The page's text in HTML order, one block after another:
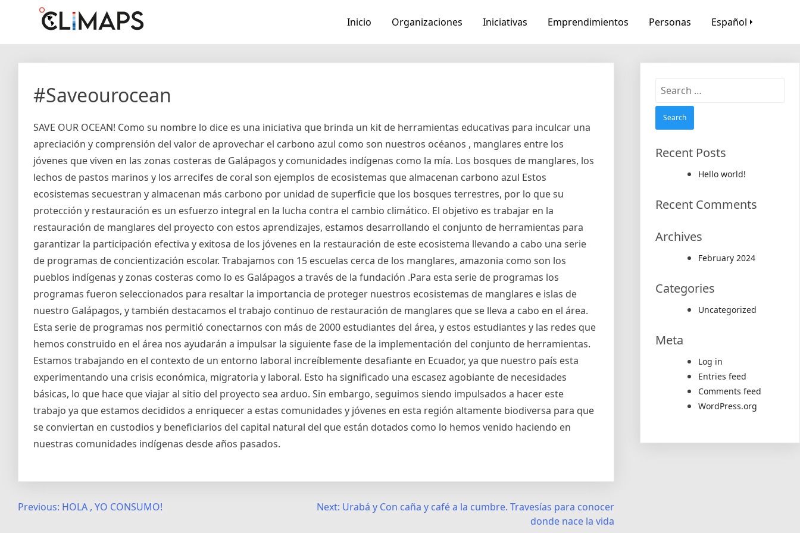
Climaps.org
Mapas de acción climática en Latinoamérica y el caribe
Inicio Organizaciones Iniciativas Emprendimientos Personas Español
#Saveourocean
SAVE OUR OCEAN! Como su nombre lo dice es una iniciativa que brinda un kit de herramientas educativas para inculcar una
apreciación y comprensión del valor de aprovechar el carbono azul como son nuestros océanos , manglares entre los
jóvenes que viven en las zonas costeras de Galápagos y comunidades indígenas como la mía. Los bosques de manglares, los
lechos de pastos marinos y los arrecifes de coral son ejemplos de ecosistemas que almacenan carbono azul Estos
ecosistemas secuestran y almacenan más carbono por unidad de superficie que los bosques terrestres, por lo que su
protección y restauración es un esfuerzo integral en la lucha contra el cambio climático. El objetivo es trabajar en la
restauración de manglares del proyecto con estos aprendizajes, estamos desarrollando el conjunto de herramientas para
garantizar la participación efectiva y exitosa de los jóvenes en la restauración de este ecosistema llevando a cabo una serie
de programas de concientización escolar. Trabajamos con 15 escuelas cerca de los manglares, amazonia como son los
pueblos indígenas y zonas costeras como lo es Galápagos a través de la fundación .Para esta serie de programas los
programas fueron seleccionados para resaltar la importancia de proteger nuestros ecosistemas de manglares e islas de
nuestro Galápagos, y también destacamos el trabajo continuo de restauración de manglares que se lleva a cabo en el área.
Esta serie de programas nos permitió conectarnos con más de 2000 estudiantes del área, y estos estudiantes y las redes que
hemos construido en el área nos ayudarán a impulsar la siguiente fase de la implementación del conjunto de herramientas.
Estamos trabajando en el contexto de un entorno laboral increíblemente desafiante en Ecuador, ya que nuestro país esta
experimentando una crisis económica, migratoria y laboral. Esto ha significado una escasez agobiante de necesidades
básicas, lo que hace que viajar al sitio del proyecto sea arduo. Sin embargo, seguimos siendo impulsados a hacer este
trabajo ya que estamos decididos a enriquecer a estas comunidades y jóvenes en esta región altamente biodiversa para que
se conviertan en custodios y beneficiarios del capital natural del que están dotados como lo hemos venido haciendo en
nuestras comunidades indígenas desde años pasados.
PostPrevious: HOLA , YO CONSUMO! Next: Urabá y Con caña y café a la cumbre. Travesías para conocer
donde nace la vida
Search
Recent Posts
Hello world!
Recent Comments
Archives
February 2024
Categories
Uncategorized
Meta
Log in
Entries feed
Comments feed
WordPress.org